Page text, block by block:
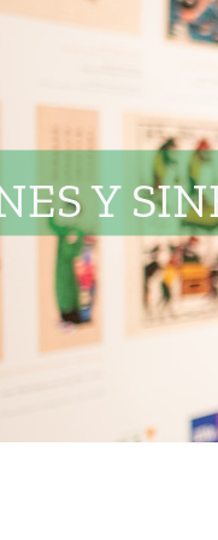
Y
Y
Y